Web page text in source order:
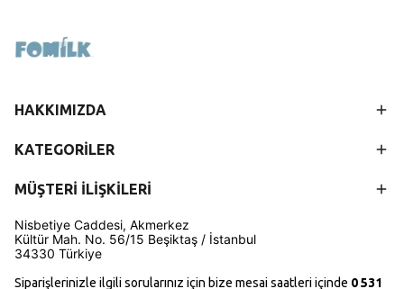
HAKKIMIZDA
KATEGORİLER
MÜŞTERİ İLİŞKİLERİ
Nisbetiye Caddesi, Akmerkez
Kültür Mah. No. 56/15 Beşiktaş / İstanbul
34330 Türkiye
Siparişlerinizle ilgili sorularınız için bize mesai saatleri içinde 0 531